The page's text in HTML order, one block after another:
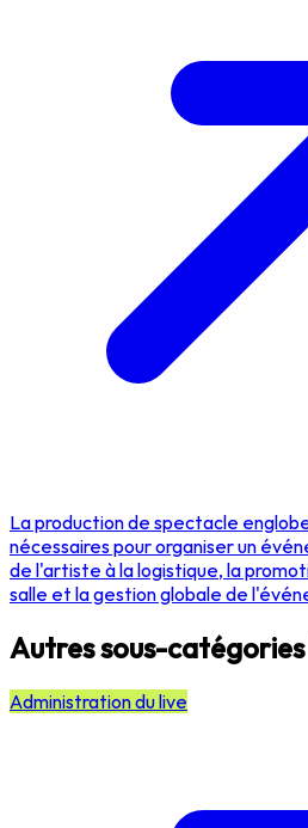
La production de spectacle
nécessaires pour organiser un
de l'artiste à la logistique, la
salle et la gestion globale de
Autres sous-catégories
Administration du live